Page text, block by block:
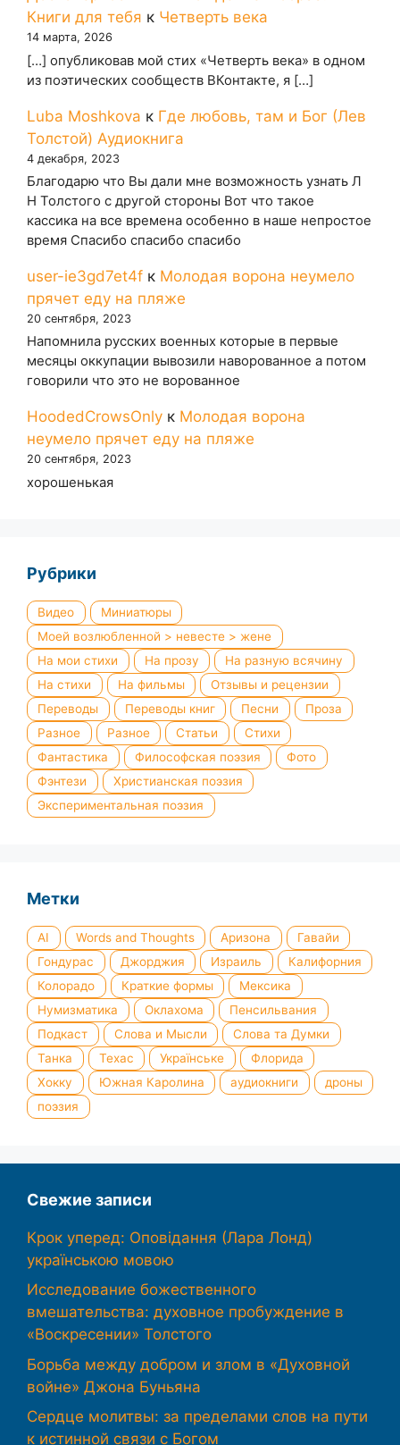
Книги для тебя к Четверть века
14 марта, 2026
[…] опубликовав мой стих «Четверть века» в одном
из поэтических сообществ ВКонтакте, я […]
Luba Moshkova к Где любовь, там и Бог (Лев
Толстой) Аудиокнига
4 декабря, 2023
Благодарю что Вы дали мне возможность узнать Л
Н Толстого с другой стороны Вот что такое
кассика на все времена особенно в наше непростое
время Спасибо спасибо спасибо
user-ie3gd7et4f к Молодая ворона неумело
прячет еду на пляже
20 сентября, 2023
Напомнила русских военных которые в первые
месяцы оккупации вывозили наворованное а потом
говорили что это не ворованное
HoodedCrowsOnly к Молодая ворона
неумело прячет еду на пляже
20 сентября, 2023
хорошенькая
Рубрики
Видео
Миниатюры
Моей возлюбленной > невесте > жене
На мои стихи
На прозу
На разную всячину
На стихи
На фильмы
Отзывы и рецензии
Переводы
Переводы книг Песни
Проза
Разное
Разное Статьи
Стихи
Фантастика
Философская поэзия
Фото
Фэнтези
Христианская поэзия
Экспериментальная поэзия
Метки
AI Words and Thoughts Аризона
Гавайи
Гондурас
Джорджия Израиль
Калифорния
Колорадо
Краткие формы
Мексика
Нумизматика
Оклахома
Пенсильвания
Подкаст
Слова и Мысли
Слова та Думки
Танка
Техас Українське
Флорида
Хокку
Южная Каролина аудиокниги
дроны
поэзия
Свежие записи
Крок уперед: Оповідання (Лара Лонд)
українською мовою
Исследование божественного
вмешательства: духовное пробуждение в
«Воскресении» Толстого
Борьба между добром и злом в «Духовной
войне» Джона Буньяна
Сердце молитвы: за пределами слов на пути
к истинной связи с Богом